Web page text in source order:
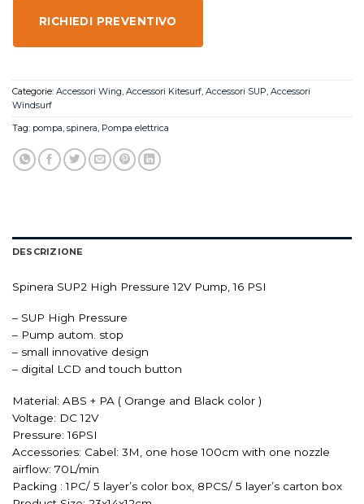
RICHIEDI PREVENTIVO
Categorie: Accessori Wing, Accessori Kitesurf, Accessori SUP, Accessori
Windsurf
Tag: pompa, spinera, Pompa elettrica
DESCRIZIONE
Spinera SUP2 High Pressure 12V Pump, 16 PSI
– SUP High Pressure
– Pump autom. stop
– small innovative design
– digital LCD and touch button
Material: ABS + PA ( Orange and Black color )
Voltage: DC 12V
Pressure: 16PSI
Accessories: Cabel: 3M, one hose 100cm with one nozzle
airflow: 70L/min
Packing : 1PC/ 5 layer’s color box, 8PCS/ 5 layer’s carton box